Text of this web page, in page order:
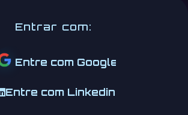
Entrar com:
Entre com Google
Entre com Linkedin